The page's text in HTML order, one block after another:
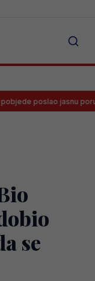
poslao jasnu poruku
se